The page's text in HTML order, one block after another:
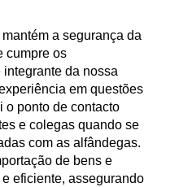
a segurança da
cumpre os
da nossa
em questões
o ponto de contacto
e colegas quando se
com as alfândegas.
de bens e
eficiente, assegurando